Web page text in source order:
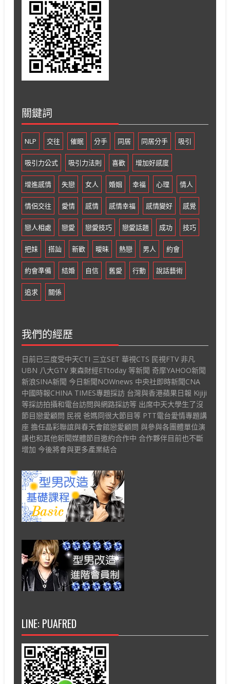
關鍵詞
NLP 交往 催眠 分手 同居 同居分手 吸引
吸引力公式 吸引力法則 喜歡 增加好感度
增進感情 失戀 女人 婚姻 幸福 心理 情人
情侶交往 愛情 感情 感情幸福 感情變好 感覺
戀人相處 戀愛 戀愛技巧 戀愛話題 成功 技巧
把妹 搭訕 新歡 曖昧 熱戀 男人 約會
約會準備 結婚 自信 舊愛 行動 說話藝術
追求 關係
我們的經歷
日前已三度受中天CTI 三立SET 華視CTS 民視FTV 非凡
UBN 八大GTV 東森財經ETtoday 等新聞 奇摩YAHOO新聞
新浪SINA新聞 今日新聞NOWnews 中央社即時新聞CNA
中國時報CHINA TIMES專題採訪 台灣與香港蘋果日報 Kijiji
等採訪拍攝和電台訪問與網路採訪等 出席中天大學生了沒
節目戀愛顧問 民視 爸媽冏很大節目等 PTT電台愛情專題講
座 擔任晶彩聯誼與春天會館戀愛顧問 與參與各團體單位演
講也和其他新聞媒體節目邀約合作中 合作夥伴目前也不斷
增加 今後將會與更多產業結合
LINE: PUAFRED